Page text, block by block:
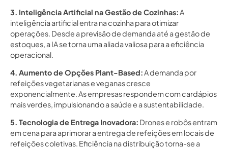
3. Inteligência Artificial na Gestão de Cozinhas:A
inteligência artificial entra na cozinha para otimizar
operações. Desde a previsão de demanda até a gestão de
estoques, a IA se torna uma aliada valiosa para a eficiência
operacional.
4. Aumento de Opções Plant-Based:A demanda por
refeições vegetarianas e veganas cresce
exponencialmente. As empresas respondem com cardápios
mais verdes, impulsionando a saúde e a sustentabilidade.
5. Tecnologia de Entrega Inovadora: Drones e robôs entram
em cena para aprimorar a entrega de refeições em locais de
refeições coletivas. Eficiência na distribuição torna-se a